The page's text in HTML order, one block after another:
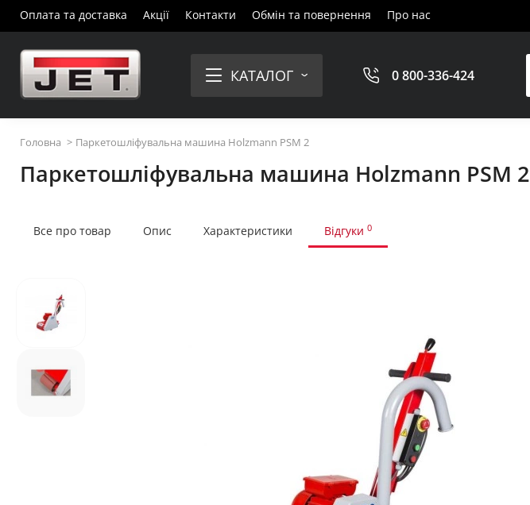
Оплата та доставка Акції Контакти Обмін та повернення Про нас
КАТАЛОГ 0 800-336-424
Головна Паркетошліфувальна машина Holzmann PSM 2
Паркетошліфувальна машина Holzmann PSM 2
Все про товар Опис Характеристики Відгуки 0